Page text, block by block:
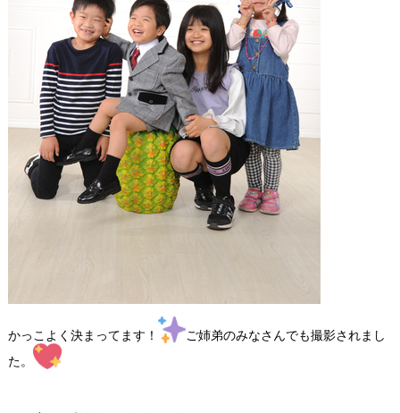
かっこよく決まってます！
ご姉弟のみなさんでも撮影されまし
た。